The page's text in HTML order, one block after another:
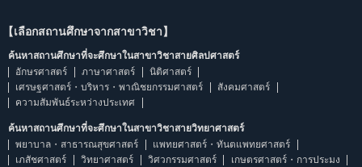
【เลือกสถานศึกษาจากสาขาวิชา】
ค้นหาสถานศึกษาที่จะศึกษาในสาขาวิชาสายศิลปศาสตร์
อักษรศาสตร์
ภาษาศาสตร์
นิติศาสตร์
เศรษฐศาสตร์・บริหาร・พาณิชยกรรมศาสตร์
สังคมศาสตร์
ความสัมพันธ์ระหว่างประเทศ
ค้นหาสถานศึกษาที่จะศึกษาในสาขาวิชาสายวิทยาศาสตร์
พยาบาล・สาธารณสุขศาสตร์
แพทยศาสตร์・ทันตแพทยศาสตร์
เภสัชศาสตร์
วิทยาศาสตร์ วิศวกรรมศาสตร์ เกษตรศาสตร์・การประมง